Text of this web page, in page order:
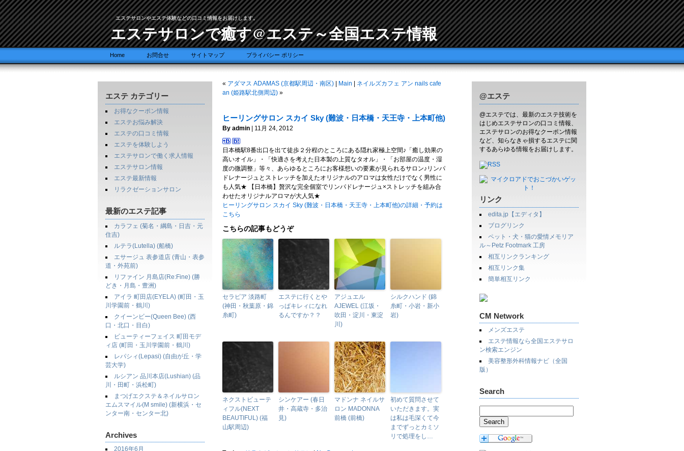
エステサロンやエステ体験などの口コミ情報をお届けします。
エステサロンで癒す@エステ～全国エステ情報
Home お問合せ サイトマップ プライバシー ポリシー
エステ カテゴリー
お得なクーポン情報
エステお悩み解決
エステの口コミ情報
エステを体験しよう
エステサロンで働く求人情報
エステサロン情報
エステ最新情報
リラクゼーションサロン
最新のエステ記事
カラフェ (菊名・綱島・日吉・元
住吉)
ルテラ(Lutella) (船橋)
エサージュ 表参道店 (青山・表参
道・外苑前)
リファイン 月島店(Re:Fine) (勝
どき・月島・豊洲)
アイラ 町田店(EYELA) (町田・玉
川学園前・鶴川)
クイーンビー(Queen Bee) (西
口・北口・目白)
ビューティーフェイス 町田モデ
ィ店 (町田・玉川学園前・鶴川)
レパシィ(Lepasi) (自由が丘・学
芸大学)
ルシアン 品川本店(Lushian) (品
川・田町・浜松町)
まつげエクステ＆ネイルサロン
エムスマイル(M smile) (新横浜・セ
ンター南・センター北)
Archives
2016年6月
@エステ
@エステでは、最新のエステ技術を
はじめエステサロンの口コミ情報、
エステサロンのお得なクーポン情報
など、知らなきゃ損するエステに関
するあらゆる情報をお届けします。
リンク
edita.jp【エディタ】
ブログリンク
ペット・犬・猫の愛情メモリア
ル～Petz Footmark 工房
相互リンクランキング
相互リンク集
簡単相互リンク
CM Network
メンズエステ
エステ情報なら全国エステサロ
ン検索エンジン
美容整形外科情報ナビ（全国
版）
Search
« アダマス ADAMAS (京都駅周辺・南区) Main
ネイルズカフェ アン nails cafe
an (姫路駅北側周辺) »
ヒーリングサロン スカイ Sky (難波・日本橋・天王寺・上本町他)
By admin | 11月 24, 2012
日本橋駅8番出口を出て徒歩２分程のところにある隠れ家極上空間♪「癒し効果の
高いオイル」・「快適さを考えた日本製の上質なタオル」・「お部屋の温度・湿
度の微調整」等々、あらゆるところにお客様想いの要素が見られるサロン♪リンパ
ドレナージュとストレッチを加えたオリジナルのアロマは女性だけでなく男性に
も人気★ 【日本橋】贅沢な完全個室でリンパドレナージュ×ストレッチを組み合
わせたオリジナルアロマが大人気★
ヒーリングサロン スカイ Sky (難波・日本橋・天王寺・上本町他)の詳細・予約は
こちら
こちらの記事もどうぞ
セラピア 淡路町
(神田・秋葉原・錦
糸町)
エステに行くとや
っぱキレィになれ
るんですか？？
アジュエル
AJEWEL (江坂・
吹田・淀川・東淀
川)
シルクハンド (錦
糸町・小岩・新小
岩)
ネクストビューテ
ィフル(NEXT
BEAUTIFUL) (福
山駅周辺)
シンケアー (春日
井・高蔵寺・多治
見)
マドンナ ネイルサ
ロン MADONNA
前橋 (前橋)
初めて質問させて
いただきます。実
は私は毛深くて今
までずっとカミソ
リで処理をし…